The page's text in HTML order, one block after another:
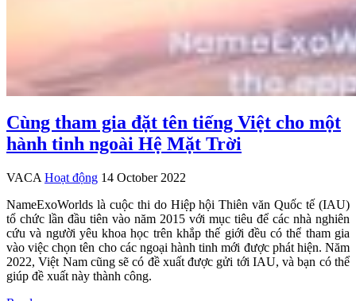
Cùng tham gia đặt tên tiếng Việt cho một
hành tinh ngoài Hệ Mặt Trời
VACA Hoạt động 14 October 2022
NameExoWorlds là cuộc thi do Hiệp hội Thiên văn Quốc tế (IAU)
tổ chức lần đầu tiên vào năm 2015 với mục tiêu để các nhà nghiên
cứu và người yêu khoa học trên khắp thế giới đều có thể tham gia
vào việc chọn tên cho các ngoại hành tinh mới được phát hiện. Năm
2022, Việt Nam cũng sẽ có đề xuất được gửi tới IAU, và bạn có thể
giúp đề xuất này thành công.